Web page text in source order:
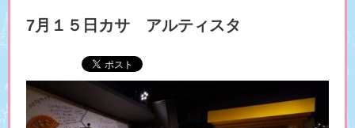
7月１５日カサ アルティスタ